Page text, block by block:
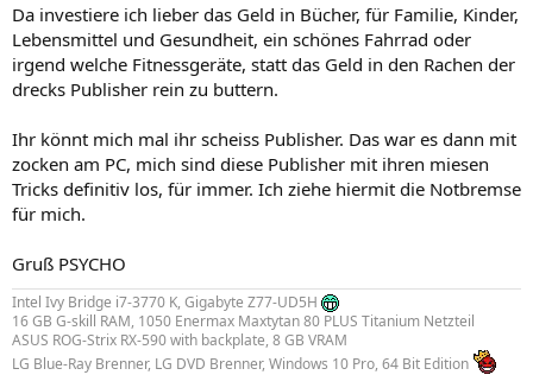
Da investiere ich lieber das Geld in Bücher, für Familie, Kinder,
Lebensmittel und Gesundheit, ein schönes Fahrrad oder
irgend welche Fitnessgeräte, statt das Geld in den Rachen der
drecks Publisher rein zu buttern.
Ihr könnt mich mal ihr scheiss Publisher. Das war es dann mit
zocken am PC, mich sind diese Publisher mit ihren miesen
Tricks definitiv los, für immer. Ich ziehe hiermit die Notbremse
für mich.
Gruß PSYCHO
Intel Ivy Bridge i7-3770 K, Gigabyte Z77-UD5H
16 GB G-skill RAM, 1050 Enermax Maxtytan 80 PLUS Titanium Netzteil
ASUS ROG-Strix RX-590 with backplate, 8 GB VRAM
LG Blue-Ray Brenner, LG DVD Brenner, Windows 10 Pro, 64 Bit Edition